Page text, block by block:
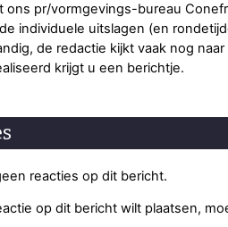
ons pr/vormgevings-bureau
individuele uitslagen (en
de redactie kijkt vaak nog
krijgt u een berichtje.
reacties op dit bericht.
op dit bericht wilt plaatsen,